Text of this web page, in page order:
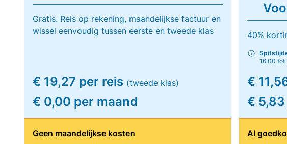
Gratis. Reis op rekening, maandelijkse factuur en
wissel eenvoudig tussen eerste en tweede klas
€ 19,27 per reis (tweede klas)
€ 0,00 per maand
Geen maandelijkse kosten
40%
16.00 tot
€
€
Al